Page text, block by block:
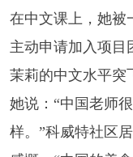
在中文课上，她被
主动申请加入项目
茉莉的中文水平突
她说：“中国老师
样。”科威特社区